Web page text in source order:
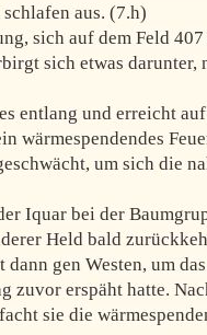
aus. (7.h)
sich auf dem Feld
sich etwas darunter,
entlang und erreicht
wärmespendendes
um sich die
Iquar bei der
Held bald
gen Westen, um
zuvor erspäht hatte.
sie die